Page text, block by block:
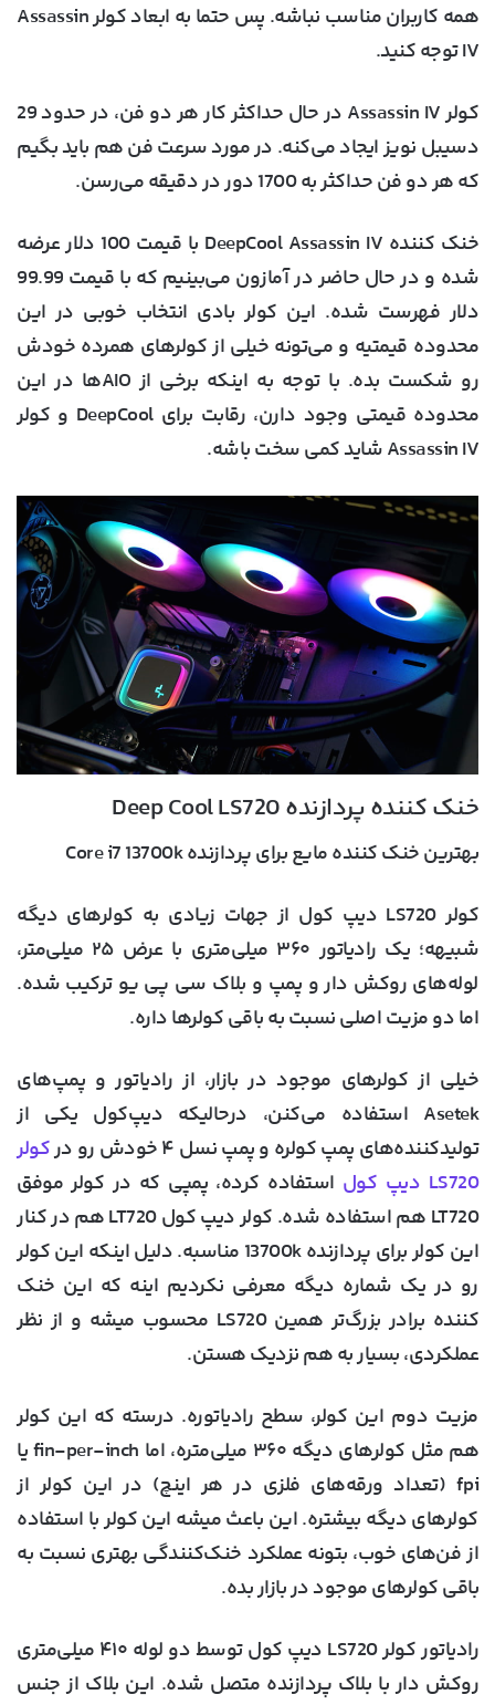
همه کاربران مناسب نباشه. پس حتما به ابعاد کولر Assassin
IV توجه کنید.
کولر Assassin IV در حال حداکثر کار هر دو فن، در حدود 29
دسیبل نویز ایجاد می‌کنه. در مورد سرعت فن هم باید بگیم
که هر دو فن حداکثر به 1700 دور در دقیقه می‌رسن.
خنک کننده DeepCool Assassin IV با قیمت 100 دلار عرضه
شده و در حال حاضر در آمازون می‌بینیم که با قیمت 99.99
دلار فهرست شده. این کولر بادی انتخاب خوبی در این
محدوده قیمتیه و می‌تونه خیلی از کولرهای همرده خودش
رو شکست بده. با توجه به اینکه برخی از AIOها در این
محدوده قیمتی وجود دارن، رقابت برای DeepCool و کولر
Assassin IV شاید کمی سخت‌ باشه.
خنک کننده پردازنده Deep Cool LS720
بهترین خنک کننده مایع برای پردازنده Core i7 13700k
کولر LS720 دیپ کول از جهات زیادی به کولر‌های دیگه
شبیهه؛ یک رادیاتور ۳۶۰ میلی‌متری با عرض ۲۵ میلی‌متر،
لوله‌های روکش دار و پمپ و بلاک سی پی یو ترکیب شده.
اما دو مزیت اصلی نسبت به باقی کولرها داره.
خیلی از کولرهای موجود در بازار، از رادیاتور و پمپ‌های
Asetek استفاده می‌کنن، درحالیکه دیپ‌کول یکی از
تولیدکننده‌های پمپ کولره و پمپ نسل ۴ خودش رو در
کولر
LS720 دیپ کول
استفاده کرده، پمپی که در کولر موفق
LT720 هم استفاده شده. کولر دیپ کول LT720 هم در کنار
این کولر برای پردازنده 13700k مناسبه. دلیل اینکه این کولر
رو در یک شماره دیگه معرفی نکردیم اینه که این خنک
کننده برادر بزرگ‌تر همین LS720 محسوب میشه و از نظر
عملکردی، بسیار به هم نزدیک هستن.
مزیت دوم این کولر، سطح رادیاتوره. درسته که این کولر
هم مثل کولرهای دیگه ۳۶۰ میلی‌متره، اما fin-per-inch یا
fpi (تعداد ورقه‌های فلزی در هر اینچ) در این کولر از
کولرهای دیگه بیشتره. این باعث میشه این کولر با استفاده
از فن‌های خوب، بتونه عملکرد خنک‌کنندگی بهتری نسبت به
باقی کولرهای موجود در بازار بده.
رادیاتور کولر LS720 دیپ کول توسط دو لوله ۴۱۰ میلی‌متری
روکش دار با بلاک پردازنده متصل شده. این بلاک از جنس